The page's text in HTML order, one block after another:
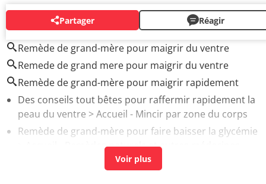
Partager Réagir
AUTOUR DU MÊME SUJET
Remède de grand-mère pour maigrir du ventre
Remede de grand mere pour maigrir du ventre
Remède de grand-mère pour maigrir rapidement
Des conseils tout bêtes pour raffermir rapidement la
peau du ventre > Accueil - Mincir par zone du corps
Remède de grand-mère pour faire baisser la glycémie
> Accueil - Remèdes naturels et autres médecines